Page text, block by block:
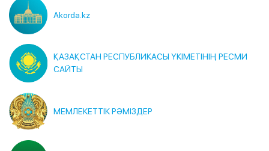
Akorda.kz
ҚАЗАҚСТАН РЕСПУБЛИКАСЫ ҮКІМЕТІНІҢ РЕСМИ
САЙТЫ
МЕМЛЕКЕТТІК РӘМІЗДЕР